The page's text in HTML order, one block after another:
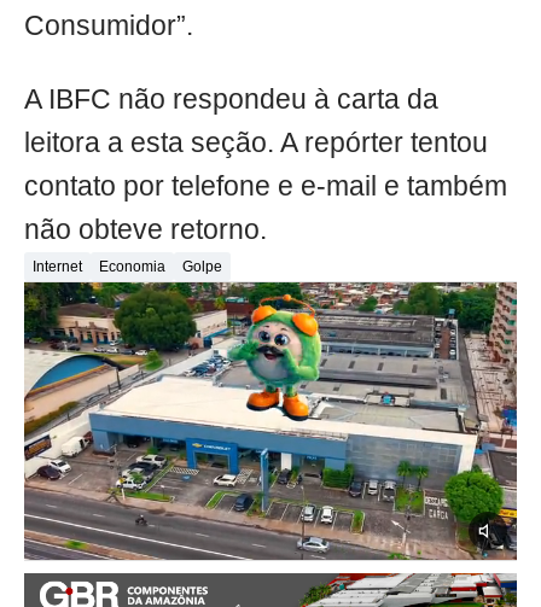
Consumidor”.
A IBFC não respondeu à carta da
leitora a esta seção. A repórter tentou
contato por telefone e e-mail e também
não obteve retorno.
Internet Economia Golpe